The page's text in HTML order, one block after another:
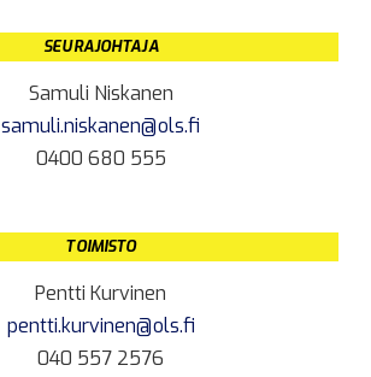
SEURAJOHTAJA
Samuli Niskanen
samuli.niskanen@ols.fi
0400 680 555
TOIMISTO
Pentti Kurvinen
pentti.kurvinen@ols.fi
040 557 2576